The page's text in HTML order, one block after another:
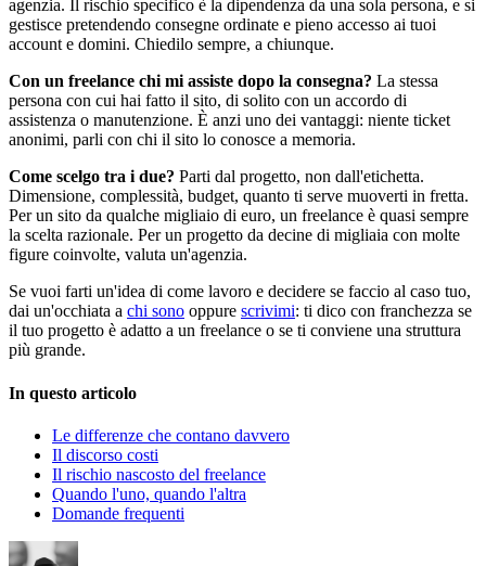
agenzia. Il rischio specifico è la dipendenza da una sola persona, e si
gestisce pretendendo consegne ordinate e pieno accesso ai tuoi
account e domini. Chiedilo sempre, a chiunque.
Con un freelance chi mi assiste dopo la consegna? La stessa
persona con cui hai fatto il sito, di solito con un accordo di
assistenza o manutenzione. È anzi uno dei vantaggi: niente ticket
anonimi, parli con chi il sito lo conosce a memoria.
Come scelgo tra i due? Parti dal progetto, non dall'etichetta.
Dimensione, complessità, budget, quanto ti serve muoverti in fretta.
Per un sito da qualche migliaio di euro, un freelance è quasi sempre
la scelta razionale. Per un progetto da decine di migliaia con molte
figure coinvolte, valuta un'agenzia.
Se vuoi farti un'idea di come lavoro e decidere se faccio al caso tuo,
dai un'occhiata a chi sono oppure scrivimi: ti dico con franchezza se
il tuo progetto è adatto a un freelance o se ti conviene una struttura
più grande.
In questo articolo
Le differenze che contano davvero
Il discorso costi
Il rischio nascosto del freelance
Quando l'uno, quando l'altra
Domande frequenti